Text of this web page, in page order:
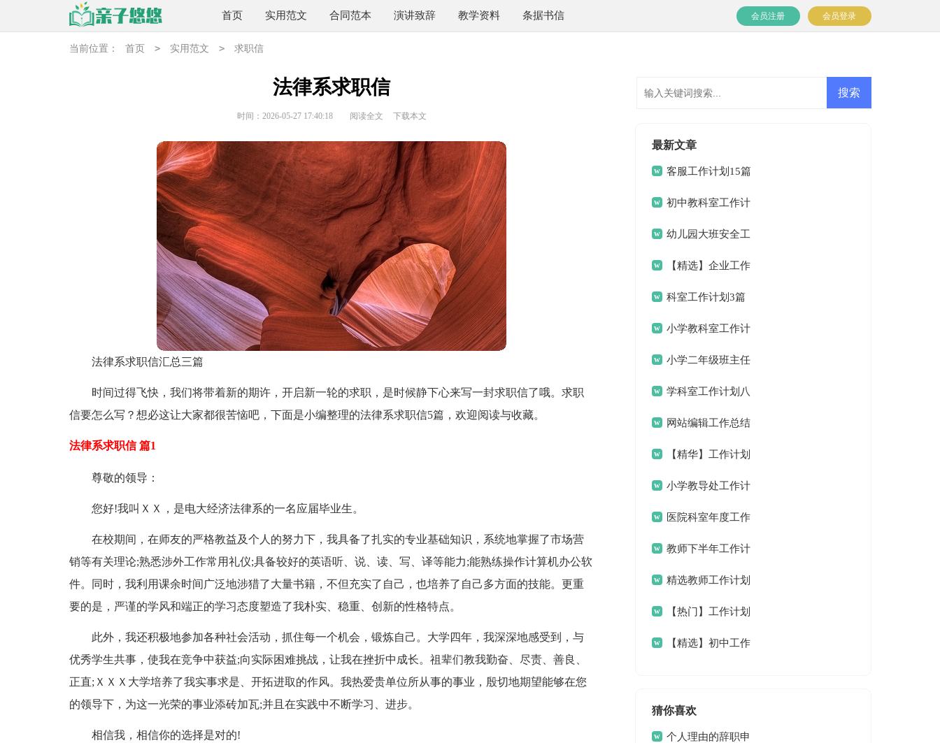
首页 实用范文 合同范本 演讲致辞 教学资料 条据书信 会员登录
会员注册
当前位置： 首页 > 实用范文 > 求职信
法律系求职信
时间：2026-05-27 17:40:18 阅读全文 下载本文
法律系求职信汇总三篇
时间过得飞快，我们将带着新的期许，开启新一轮的求职，是时候静下心来写一封求职信了哦。求职
信要怎么写？想必这让大家都很苦恼吧，下面是小编整理的法律系求职信5篇，欢迎阅读与收藏。
法律系求职信 篇1
尊敬的领导：
您好!我叫ＸＸ，是电大经济法律系的一名应届毕业生。
在校期间，在师友的严格教益及个人的努力下，我具备了扎实的专业基础知识，系统地掌握了市场营
销等有关理论;熟悉涉外工作常用礼仪;具备较好的英语听、说、读、写、译等能力;能熟练操作计算机办公软
件。同时，我利用课余时间广泛地涉猎了大量书籍，不但充实了自己，也培养了自己多方面的技能。更重
要的是，严谨的学风和端正的学习态度塑造了我朴实、稳重、创新的性格特点。
此外，我还积极地参加各种社会活动，抓住每一个机会，锻炼自己。大学四年，我深深地感受到，与
优秀学生共事，使我在竞争中获益;向实际困难挑战，让我在挫折中成长。祖辈们教我勤奋、尽责、善良、
正直;ＸＸＸ大学培养了我实事求是、开拓进取的作风。我热爱贵单位所从事的事业，殷切地期望能够在您
的领导下，为这一光荣的事业添砖加瓦;并且在实践中不断学习、进步。
相信我，相信你的选择是对的!
最新文章
客服工作计划15篇
初中教科室工作计
划 幼儿园大班安全工
作计划(15篇)
【精选】企业工作
计划四篇
科室工作计划3篇
小学教科室工作计
划 小学二年级班主任
工作计划集合15篇
学科室工作计划八
篇 网站编辑工作总结
15篇【精华】工作计划
范文汇编5篇
小学教导处工作计
划 医院科室年度工作
计划教师下半年工作计
划 精选教师工作计划
范文九篇【热门】工作计划
餐饮4篇【精选】初中工作
猜你喜欢
个人理由的辞职申